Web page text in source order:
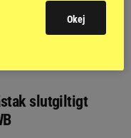
slutgiltigt
Okej